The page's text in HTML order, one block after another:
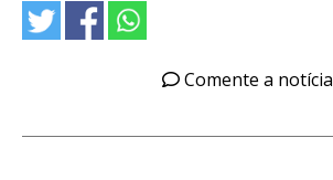
Comente a notícia